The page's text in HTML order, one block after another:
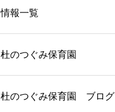
情報一覧
杜のつぐみ保育園
杜のつぐみ保育園 ブログ